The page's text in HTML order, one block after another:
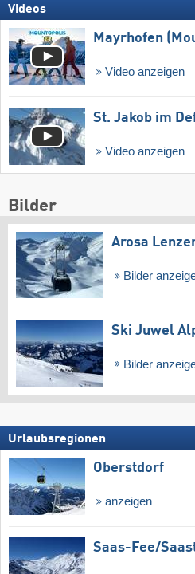
Videos
Mayrhofen
Video anzeigen
St. Jakob im
Video anzeigen
Bilder
Arosa
Bilder
Ski Juwel
Bilder
Urlaubsregionen
Oberstdorf
anzeigen
Saas-Fee/​